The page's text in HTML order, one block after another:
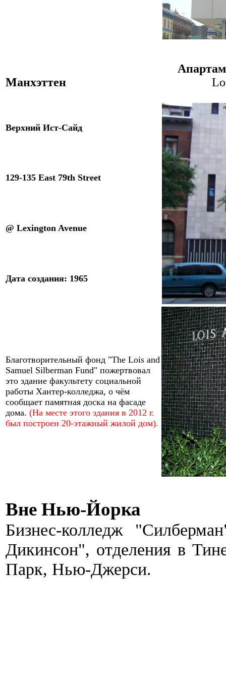
Манхэттен
Верхний Ист-Сайд
129-135 East 79th Street
@ Lexington Avenue
Дата создания: 1965
Благотворительный фонд "The Lois and
Samuel Silberman Fund" пожертвовал
это здание факультету социальной
работы Хантер-колледжа, о чём
сообщает памятная доска на фасаде
дома. (На месте этого здания в 2012 г.
был построен 20-этажный жилой дом).
Вне Нью-Йорка
Бизнес-колледж
Дикинсон", отделения в
Парк, Нью-Джерси.